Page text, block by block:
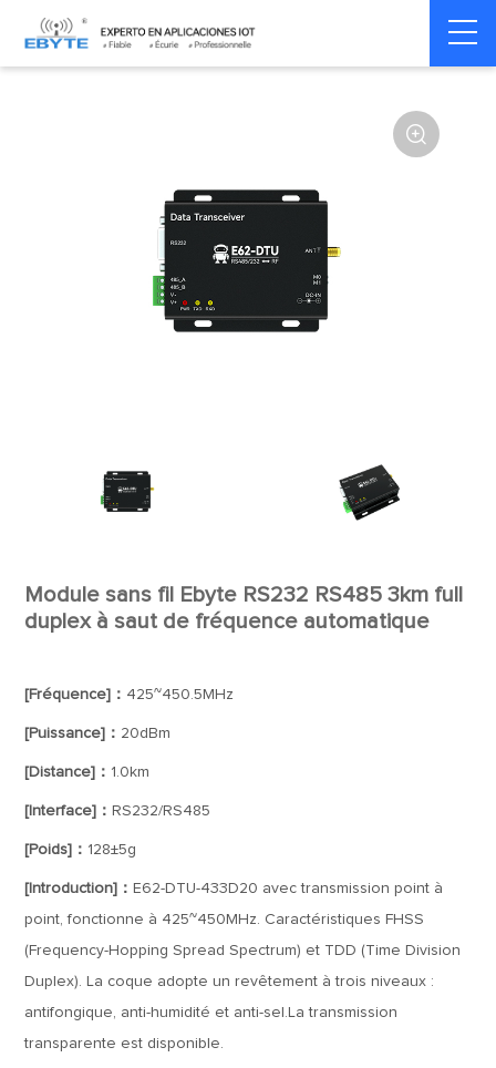
Home > Modem > Wireless modem LoRa wirelss modem

Module sans fil Ebyte RS232 RS485 3km full
duplex à saut de fréquence automatique
[Fréquence]： 425~450.5MHz
[Puissance]： 20dBm
[Distance]： 1.0km
[Interface]： RS232/RS485
[Poids]： 128±5g
[Introduction]： E62-DTU-433D20 avec transmission point à
point, fonctionne à 425~450MHz. Caractéristiques FHSS
(Frequency-Hopping Spread Spectrum) et TDD (Time Division
Duplex). La coque adopte un revêtement à trois niveaux :
antifongique, anti-humidité et anti-sel.La transmission
transparente est disponible.